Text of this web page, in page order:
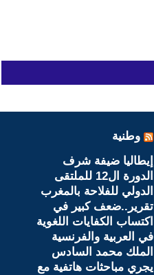
وطنية
إيطاليا ضيفة شرف
الدورة ال12 للملتقى
الدولي للفلاحة بالمغرب
تقرير..ضعف كبير في
اكتساب الكفايات اللغوية
في العربية والفرنسية